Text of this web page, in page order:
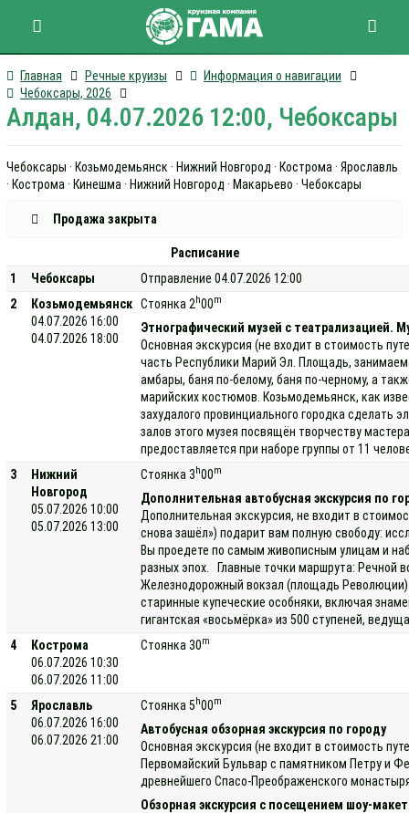
Главная Речные круизы
Информация о навигации
Чебоксары, 2026
Алдан, 04.07.2026 12:00, Чебоксары
Чебоксары · Козьмодемьянск · Нижний Новгород · Кострома · Ярославль
· Кострома · Кинешма · Нижний Новгород · Макарьево · Чебоксары
Продажа закрыта
Расписание
1
Чебоксары
Отправление 04.07.2026 12:00
2
Козьмодемьянск
04.07.2026 16:00
04.07.2026 18:00
Стоянка 2 h00m
Этнографический музей с театрализацией.
Основная экскурсия (не входит в стоимость
часть Республики Марий Эл. Площадь,
амбары, баня по-белому, баня по-черному, а
марийских костюмов. Козьмодемьянск, как
захудалого провинциального городка
залов этого музея посвящён творчеству
предоставляется при наборе группы от 11
3
Нижний
Новгород
05.07.2026 10:00
05.07.2026 13:00
Стоянка 3 h00m
Дополнительная автобусная экскурсия по
Дополнительная экскурсия, не входит в
снова зашёл») подарит вам полную свободу:
Вы проедете по самым живописным улицам и
разных эпох. Главные точки маршрута: Речной
Железнодорожный вокзал (площадь Революции)
старинные купеческие особняки, включая
гигантская «восьмёрка» из 500 ступеней,
4
Кострома
06.07.2026 10:30
06.07.2026 11:00
Стоянка 30m
5
Ярославль
06.07.2026 16:00
06.07.2026 21:00
Стоянка 5 h00m
Автобусная обзорная экскурсия по городу
Основная экскурсия (не входит в стоимость
Первомайский Бульвар с памятником Петру и
древнейшего Спасо-Преображенского
Обзорная экскурсия с посещением шоу-